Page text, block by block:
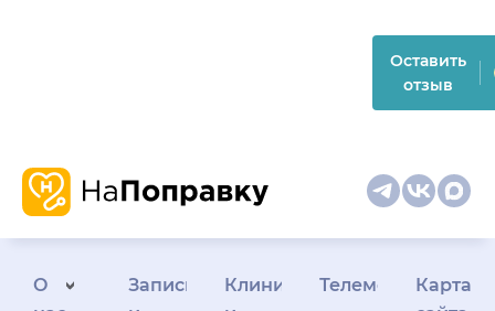
Оставить
отзыв
О
Запись
КлиникамТелемедицина
Карта